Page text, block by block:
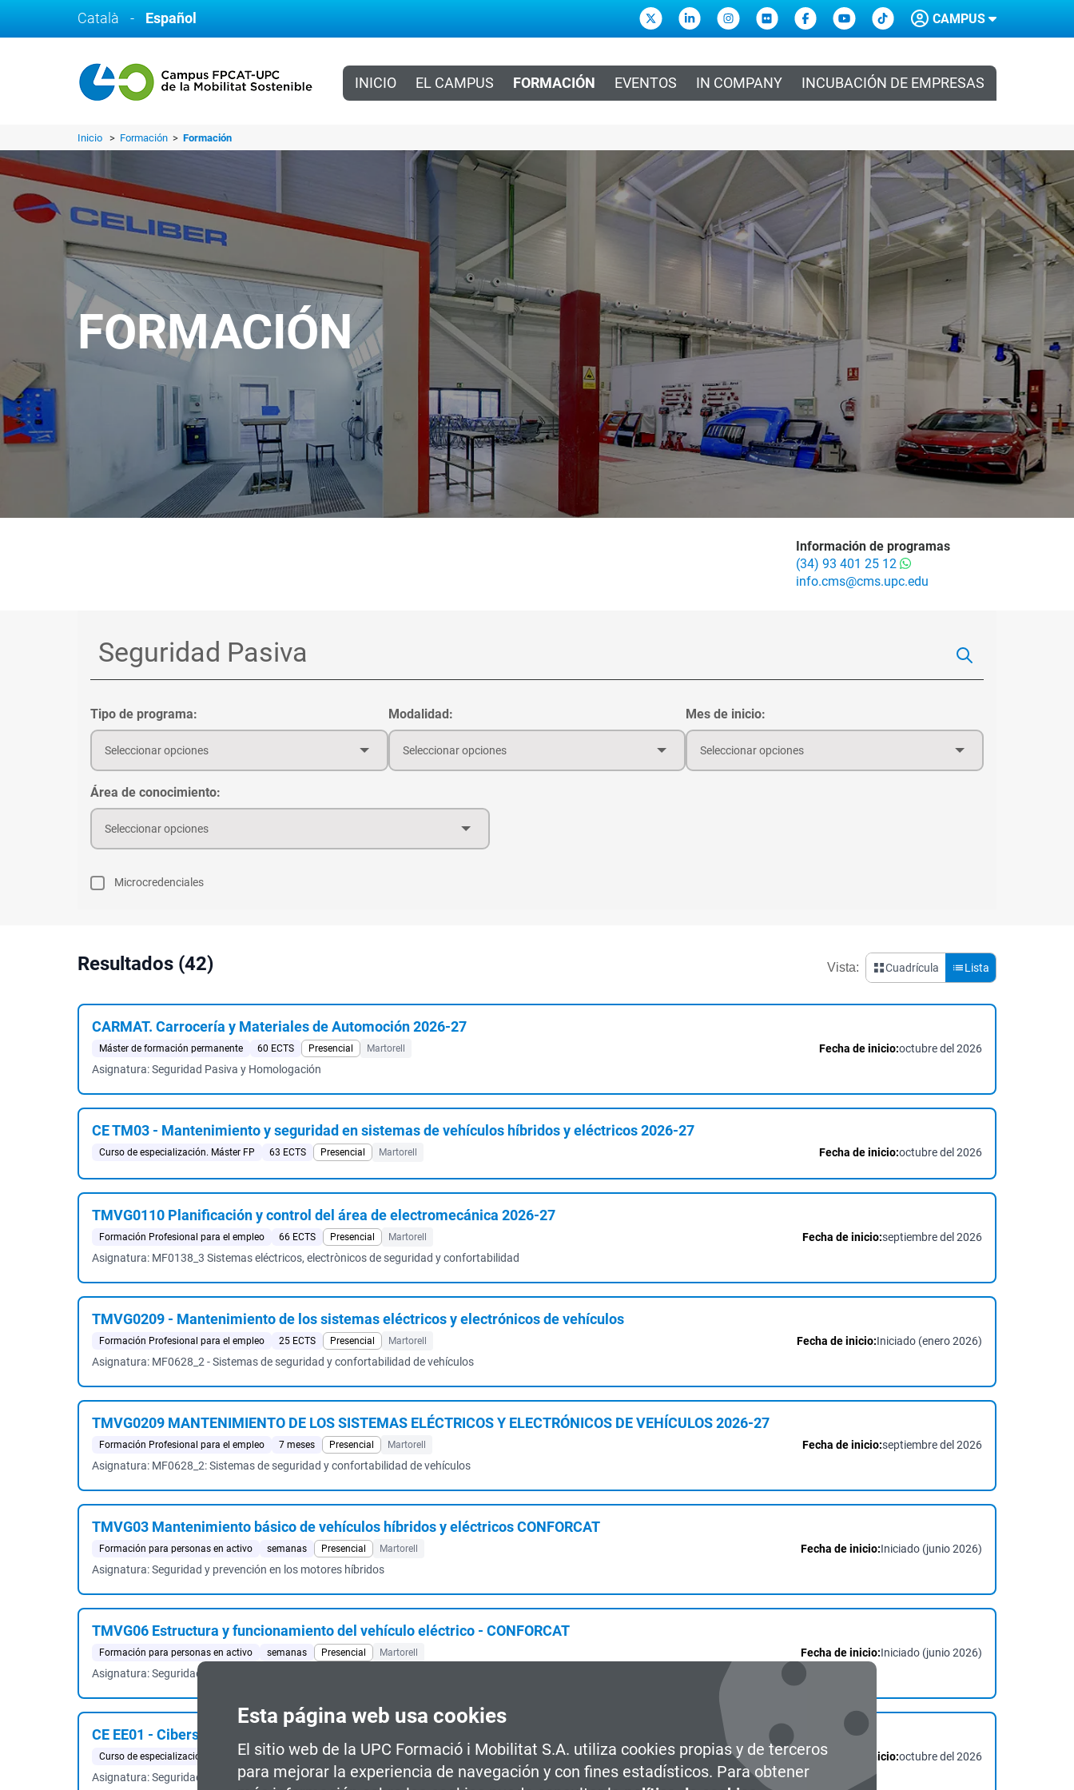
Esta página web usa cookies
El sitio web de la UPC Formació i Mobilitat S.A. utiliza cookies propias y de terceros
para mejorar la experiencia de navegación y con fines estadísticos. Para obtener
Català - Español CAMPUS
INICIO EL CAMPUS FORMACIÓN EVENTOS IN COMPANY INCUBACIÓN DE EMPRESAS
Inicio > Formación > Formación
FORMACIÓN
Información de programas
(34) 93 401 25 12
info.cms@cms.upc.edu
Tipo de programa:
Seleccionar opciones
Modalidad:
Seleccionar opciones
Mes de inicio:
Seleccionar opciones
Área de conocimiento:
Seleccionar opciones
Microcredenciales
Resultados (42) Vista: Cuadrícula Lista
CARMAT. Carrocería y Materiales de Automoción 2026-27
Máster de formación permanente 60 ECTS Presencial Martorell Fecha de inicio:octubre del 2026
Asignatura: Seguridad Pasiva y Homologación
CE TM03 - Mantenimiento y seguridad en sistemas de vehículos híbridos y eléctricos 2026-27
Curso de especialización. Máster FP 63 ECTS Presencial Martorell Fecha de inicio:octubre del 2026
TMVG0110 Planificación y control del área de electromecánica 2026-27
Formación Profesional para el empleo 66 ECTS Presencial Martorell Fecha de inicio:septiembre del 2026
Asignatura: MF0138_3 Sistemas eléctricos, electrònicos de seguridad y confortabilidad
TMVG0209 - Mantenimiento de los sistemas eléctricos y electrónicos de vehículos
Formación Profesional para el empleo 25 ECTS Presencial Martorell Fecha de inicio:Iniciado (enero 2026)
Asignatura: MF0628_2 - Sistemas de seguridad y confortabilidad de vehículos
TMVG0209 MANTENIMIENTO DE LOS SISTEMAS ELÉCTRICOS Y ELECTRÓNICOS DE VEHÍCULOS 2026-27
Formación Profesional para el empleo 7 meses Presencial Martorell Fecha de inicio:septiembre del 2026
Asignatura: MF0628_2: Sistemas de seguridad y confortabilidad de vehículos
TMVG03 Mantenimiento básico de vehículos híbridos y eléctricos CONFORCAT
Formación para personas en activo semanas Presencial Martorell Fecha de inicio:Iniciado (junio 2026)
Asignatura: Seguridad y prevención en los motores híbridos
TMVG06 Estructura y funcionamiento del vehículo eléctrico - CONFORCAT
Formación para personas en activo semanas Presencial Martorell Fecha de inicio:Iniciado (junio 2026)
Asignatura: Seguridad y prevención en los vehículos eléctricos
CE EE01 - Ciberseguridad en Entornos de las Tecnologías de Operación 2026-27
Curso de especialización. Máster FP 60 ECTS Presencial Martorell Fecha de inicio:octubre del 2026
Asignatura: Seguridad Integral